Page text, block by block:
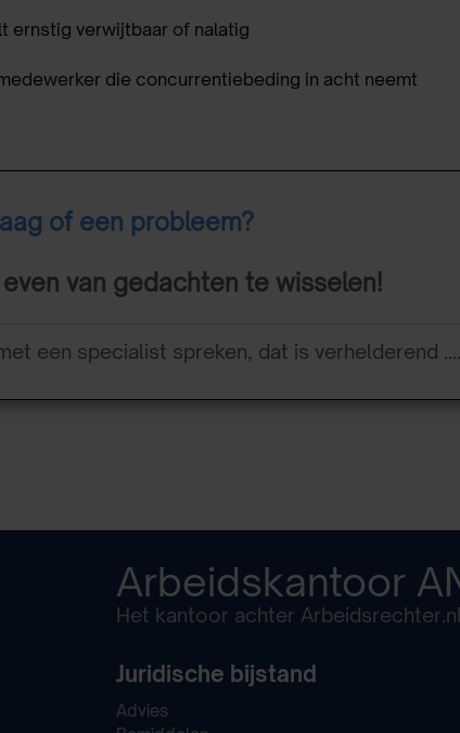
ernstig verwijtbaar of nalatig
die concurrentiebeding in acht neemt
of een probleem?
van gedachten te wisselen!
een specialist spreken, dat is verhelderend
Arbeidskantoor
Het kantoor achter Arbeidsrechter.nl
Juridische bijstand
Advies